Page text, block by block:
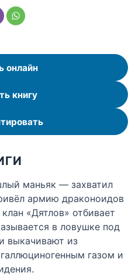
онлайн
книгу
маньяк — захватил
армию драконоидов
«Дятлов» отбивает
в ловушке под
выкачивают из
газом и